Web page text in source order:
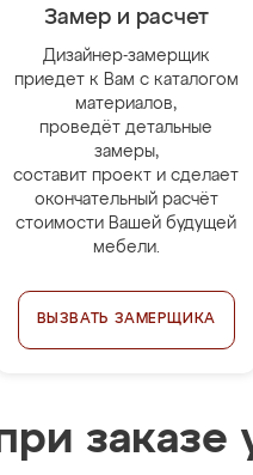
Замер и расчет
Дизайнер-замерщик
приедет к Вам с каталогом
материалов,
проведёт детальные
замеры,
составит проект и сделает
окончательный расчёт
стоимости Вашей будущей
мебели.
ВЫЗВАТЬ ЗАМЕРЩИКА
заказе